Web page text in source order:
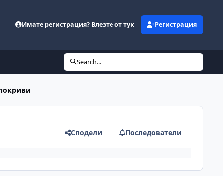
Имате регистрация? Влезте от тук Регистрация
Search...
Сподели Последователи